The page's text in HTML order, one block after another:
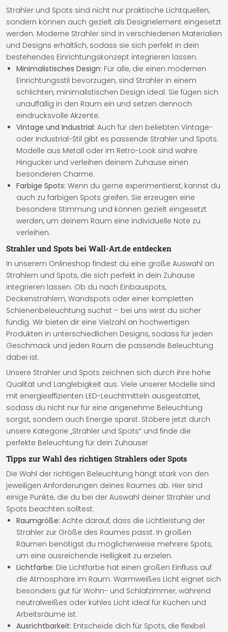
Strahler und Spots sind nicht nur praktische Lichtquellen,
sondern können auch gezielt als Designelement eingesetzt
werden. Moderne Strahler sind in verschiedenen Materialien
und Designs erhältlich, sodass sie sich perfekt in dein
bestehendes Einrichtungskonzept integrieren lassen.
Minimalistisches Design: Für alle, die einen modernen
Einrichtungsstil bevorzugen, sind Strahler in einem
schlichten, minimalistischen Design ideal. Sie fügen sich
unauffällig in den Raum ein und setzen dennoch
eindrucksvolle Akzente.
Vintage und Industrial: Auch für den beliebten Vintage-
oder Industrial-Stil gibt es passende Strahler und Spots.
Modelle aus Metall oder im Retro-Look sind wahre
Hingucker und verleihen deinem Zuhause einen
besonderen Charme.
Farbige Spots: Wenn du gerne experimentierst, kannst du
auch zu farbigen Spots greifen. Sie erzeugen eine
besondere Stimmung und können gezielt eingesetzt
werden, um deinem Raum eine individuelle Note zu
verleihen.
Strahler und Spots bei Wall-Art.de entdecken
In unserem Onlineshop findest du eine große Auswahl an
Strahlern und Spots, die sich perfekt in dein Zuhause
integrieren lassen. Ob du nach Einbauspots,
Deckenstrahlern, Wandspots oder einer kompletten
Schienenbeleuchtung suchst – bei uns wirst du sicher
fündig. Wir bieten dir eine Vielzahl an hochwertigen
Produkten in unterschiedlichen Designs, sodass für jeden
Geschmack und jeden Raum die passende Beleuchtung
dabei ist.
Unsere Strahler und Spots zeichnen sich durch ihre hohe
Qualität und Langlebigkeit aus. Viele unserer Modelle sind
mit energieeffizienten LED-Leuchtmitteln ausgestattet,
sodass du nicht nur für eine angenehme Beleuchtung
sorgst, sondern auch Energie sparst. Stöbere jetzt durch
unsere Kategorie „Strahler und Spots“ und finde die
perfekte Beleuchtung für dein Zuhause!
Tipps zur Wahl des richtigen Strahlers oder Spots
Die Wahl der richtigen Beleuchtung hängt stark von den
jeweiligen Anforderungen deines Raumes ab. Hier sind
einige Punkte, die du bei der Auswahl deiner Strahler und
Spots beachten solltest:
Raumgröße: Achte darauf, dass die Lichtleistung der
Strahler zur Größe des Raumes passt. In großen
Räumen benötigst du möglicherweise mehrere Spots,
um eine ausreichende Helligkeit zu erzielen.
Lichtfarbe: Die Lichtfarbe hat einen großen Einfluss auf
die Atmosphäre im Raum. Warmweißes Licht eignet sich
besonders gut für Wohn- und Schlafzimmer, während
neutralweißes oder kühles Licht ideal für Küchen und
Arbeitsräume ist.
Ausrichtbarkeit: Entscheide dich für Spots, die flexibel